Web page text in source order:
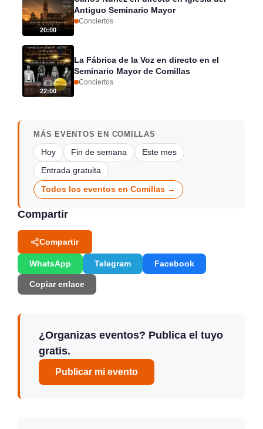
20:00
Antiguo Seminario Mayor
Conciertos
22:00
La Fábrica de la Voz en directo en el
Seminario Mayor de Comillas
Conciertos
MÁS EVENTOS EN COMILLAS
Hoy Fin de semana Este mes
Entrada gratuita
Todos los eventos en Comillas →
Compartir
Compartir
WhatsApp Telegram Facebook
Copiar enlace
¿Organizas eventos? Publica el tuyo
gratis.
Publicar mi evento